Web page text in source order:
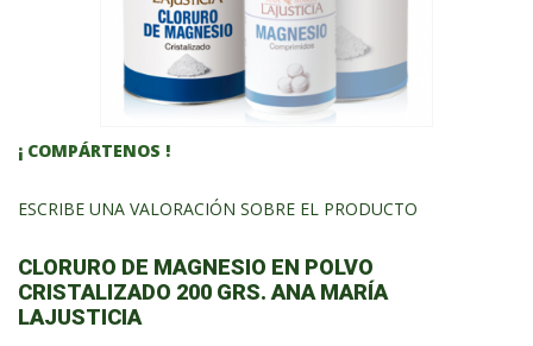
¡ COMPÁRTENOS !
ESCRIBE UNA VALORACIÓN SOBRE EL PRODUCTO
CLORURO DE MAGNESIO EN POLVO
CRISTALIZADO 200 GRS. ANA MARÍA
LAJUSTICIA